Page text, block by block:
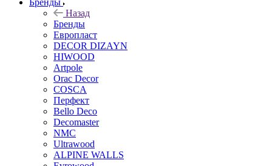
Бренды
Назад
Бренды
Европласт
DECOR DIZAYN
HIWOOD
Artpole
Orac Decor
COSCA
Перфект
Bello Deco
Decomaster
NMС
Ultrawood
ALPINE WALLS